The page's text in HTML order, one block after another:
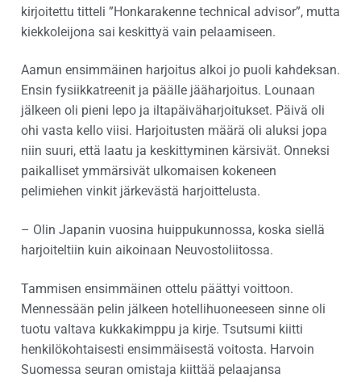
kirjoitettu titteli ”Honkarakenne technical advisor”, mutta
kiekkoleijona sai keskittyä vain pelaamiseen.
Aamun ensimmäinen harjoitus alkoi jo puoli kahdeksan.
Ensin fysiikkatreenit ja päälle jääharjoitus. Lounaan
jälkeen oli pieni lepo ja iltapäiväharjoitukset. Päivä oli
ohi vasta kello viisi. Harjoitusten määrä oli aluksi jopa
niin suuri, että laatu ja keskittyminen kärsivät. Onneksi
paikalliset ymmärsivät ulkomaisen kokeneen
pelimiehen vinkit järkevästä harjoittelusta.
– Olin Japanin vuosina huippukunnossa, koska siellä
harjoiteltiin kuin aikoinaan Neuvostoliitossa.
Tammisen ensimmäinen ottelu päättyi voittoon.
Mennessään pelin jälkeen hotellihuoneeseen sinne oli
tuotu valtava kukkakimppu ja kirje. Tsutsumi kiitti
henkilökohtaisesti ensimmäisestä voitosta. Harvoin
Suomessa seuran omistaja kiittää pelaajansa